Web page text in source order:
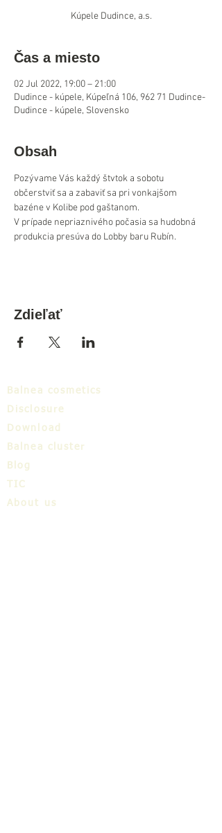
Kúpele Dudince, a.s.
Čas a miesto
02 Jul 2022, 19:00 – 21:00
Dudince - kúpele, Kúpeľná 106, 962 71 Dudince-
Dudince - kúpele, Slovensko
Obsah
Pozývame Vás každý štvtok a sobotu
občerstviť sa a zabaviť sa pri vonkajšom
bazéne v Kolibe pod gaštanom.
V prípade nepriaznivého počasia sa hudobná
produkcia presúva do Lobby baru Rubín.
Zdieľať
Balnea cosmetics
Disclosure
Download
Balnea cluster
Blog
TIC
About us